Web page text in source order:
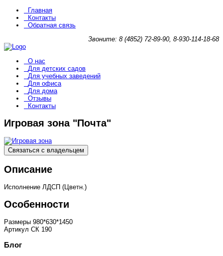
Главная
Контакты
Обратная связь
Звоните: 8 (4852) 72-89-90, 8-930-114-18-68
О нас
Для детских садов
Для учебных заведений
Для офиса
Для дома
Отзывы
Контакты
Игровая зона "Почта"
Связаться с владельцем
Описание
Исполнение ЛДСП (Цветн.)
Особенности
Размеры 980*630*1450
Артикул СК 190
Блог